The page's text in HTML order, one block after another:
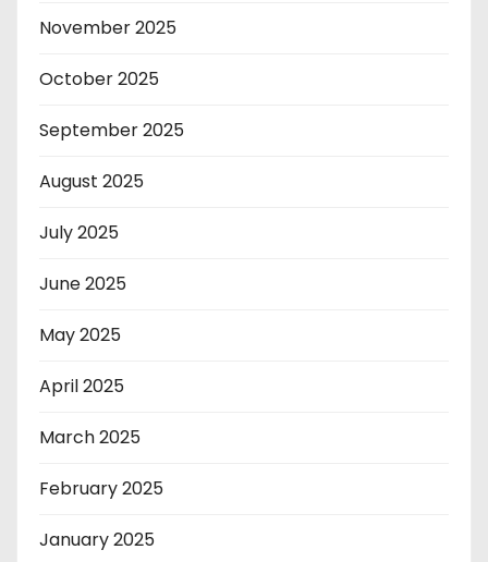
November 2025
October 2025
September 2025
August 2025
July 2025
June 2025
May 2025
April 2025
March 2025
February 2025
January 2025